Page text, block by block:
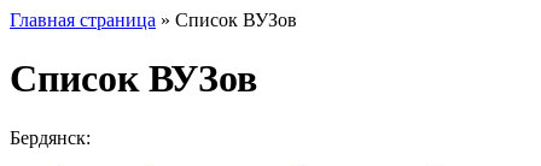
Главная страница » Список ВУЗов
Список ВУЗов
Бердянск: